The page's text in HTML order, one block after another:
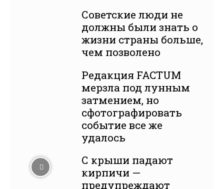
Советские люди не
должны были знать о
жизни страны больше,
чем позволено
Редакция FACTUM
мерзла под лунным
затмением, но
сфотографировать
событие все же
удалось
С крыши падают
кирпичи —
предупреждают